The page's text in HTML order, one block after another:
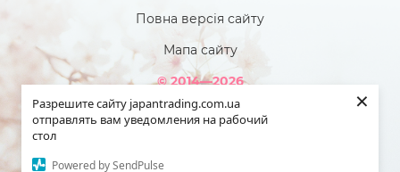
Разрешите сайту japantrading.com.ua
отправлять вам уведомления на рабочий
стол
Powered by SendPulse
×
Повна версія сайту
Мапа сайту
© 2014—2026
Інтернет-магазин товарів з Японії - Japan Trading!
Наша краса яскравіша - коли ми повністю здорові!